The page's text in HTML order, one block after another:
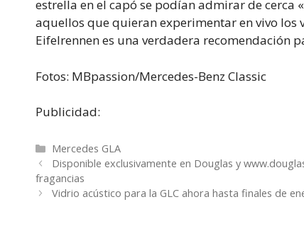
estrella en el capó se podían admirar de cerca
aquellos que quieran experimentar en vivo los
Eifelrennen es una verdadera recomendación
Fotos: MBpassion/Mercedes-Benz Classic
Publicidad:
Categorías
Mercedes GLA
Disponible exclusivamente en Douglas y
fragancias
Vidrio acústico para la GLC ahora hasta finales de